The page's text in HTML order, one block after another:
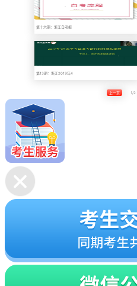
第十六期：浙江自考报
第13期：浙江2019年4
上一页 1/2